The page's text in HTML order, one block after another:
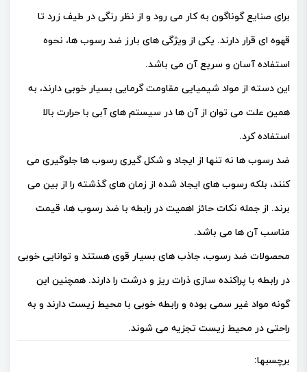
برای صنایع گوناگون به کار می رود و از نظر رنگی در طیف زرد تا
قهوه ای قرار دارند. یکی از ویژگی های بارز ضد رسوب ها، نحوه
استفاده آسان و سریع آن می باشد.
این دسته از مواد شیمیایی مقاومت گرمایی بسیار خوبی دارند، به
همین علت می توان از آن ها در سیستم های آبی با حرارت بالا
استفاده کرد.
ضد رسوب ها نه تنها از ایجاد و شکل گیری رسوب ها جلوگیری می
کنند، بلکه رسوب های ایجاد شده از زمان های گذشته را از بین می
برند. از جمله نکات حائز اهمیت در رابطه با ضد رسوب ها، قیمت
مناسب آن ها می باشد.
محصولات ضد رسوب، جاذب های بسیار قوی هستند و توانایی خوبی
در رابطه با پراکنده سازی ذرات ریز و درشت را دارند. همچنین این
گونه مواد غیر سمی بوده و رابطه خوبی با محیط زیست دارند و به
راحتی در محیط زیست تجزیه می شوند.
برچسبها: